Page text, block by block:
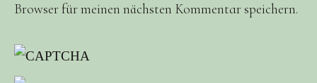
Browser für meinen nächsten Kommentar speichern.